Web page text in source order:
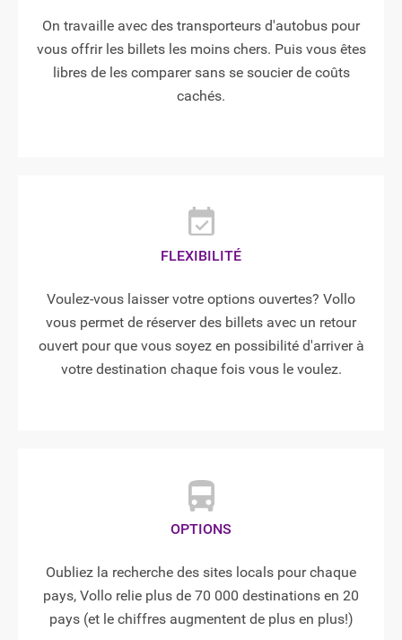
On travaille avec des transporteurs d'autobus pour
vous offrir les billets les moins chers. Puis vous êtes
libres de les comparer sans se soucier de coûts
cachés.
FLEXIBILITÉ
Voulez-vous laisser votre options ouvertes? Vollo
vous permet de réserver des billets avec un retour
ouvert pour que vous soyez en possibilité d'arriver à
votre destination chaque fois vous le voulez.
OPTIONS
Oubliez la recherche des sites locals pour chaque
pays, Vollo relie plus de 70 000 destinations en 20
pays (et le chiffres augmentent de plus en plus!)